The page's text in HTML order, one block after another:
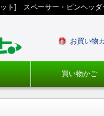
ト] スペーサー・ピンヘッ
お買い物
買い物かご